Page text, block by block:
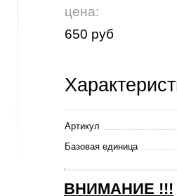
цена:
650 руб
Артикул
Базовая единица
ВНИМАНИЕ !!!